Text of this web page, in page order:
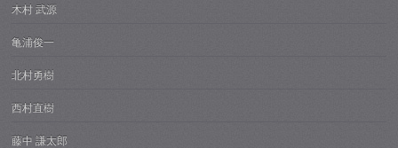
木村 武源
亀浦俊一
北村勇樹
西村直樹
藤中 謙太郎